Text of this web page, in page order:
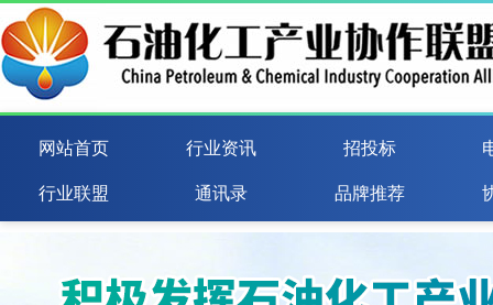
网站首页 行业资讯 招投标
行业联盟 通讯录 品牌推荐